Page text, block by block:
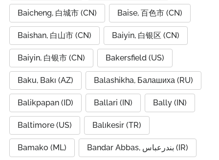
Baicheng, 白城市 (CN) Baise, 百色市 (CN)
Baishan, 白山市 (CN) Baiyin, 白银区 (CN)
Baiyin, 白银市 (CN) Bakersfield (US)
Baku, Bakı (AZ) Balashikha, Балашиха (RU)
Balikpapan (ID) Ballari (IN) Bally (IN)
Baltimore (US) Balıkesir (TR)
Bamako (ML) Bandar Abbas, بندرعباس (IR)